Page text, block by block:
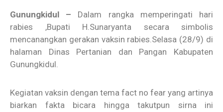
Gunungkidul – Dalam rangka memperingati hari
rabies ,Bupati H.Sunaryanta secara simbolis
mencanangkan gerakan vaksin rabies.Selasa (28/9) di
halaman Dinas Pertanian dan Pangan Kabupaten
Gunungkidul.
Kegiatan vaksin dengan tema fact no fear yang artinya
biarkan fakta bicara hingga takutpun sirna ini